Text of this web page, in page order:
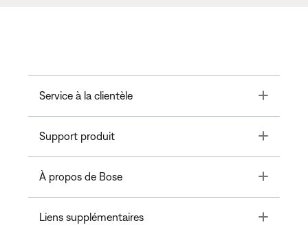
Service à la clientèle Toggle
Support produit Toggle
À propos de Bose Toggle
Liens supplémentaires Toggle